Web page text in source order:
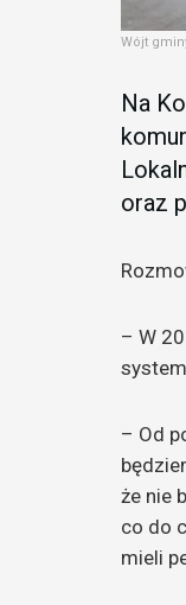
Wójt
Na
oraz
– W
– Od
że nie
co do
mieli